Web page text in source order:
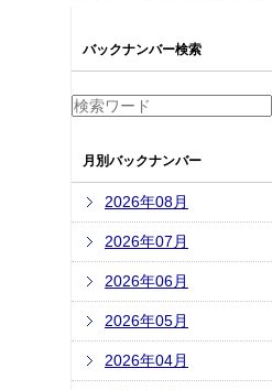
バックナンバー検索
月別バックナンバー
2026年08月
2026年07月
2026年06月
2026年05月
2026年04月